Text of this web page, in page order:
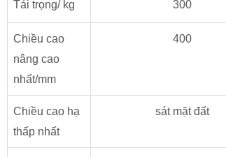
Tải trọng/ kg 300
Chiều cao
nâng cao
nhất/mm
400
Chiều cao hạ
thấp nhất
sát mặt đất